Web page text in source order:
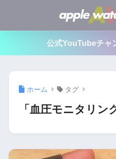
公式YouTubeチャ
ホーム タグ
「血圧モニタリン